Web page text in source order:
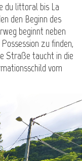
du littoral bis La
den Beginn des
beginnt neben
zu finden,
Straße taucht in die
vom